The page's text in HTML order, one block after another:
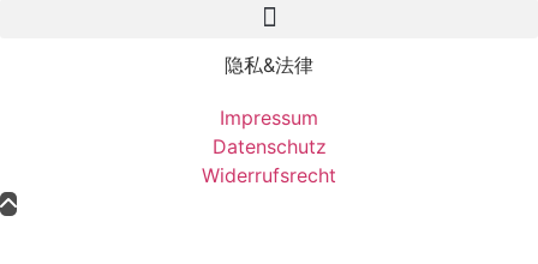
隐私&法律
Impressum
Datenschutz
Widerrufsrecht